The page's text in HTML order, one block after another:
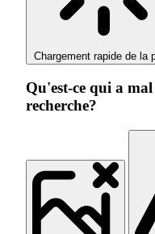
Chargement rapide de la
Qu'est-ce qui a
recherche?